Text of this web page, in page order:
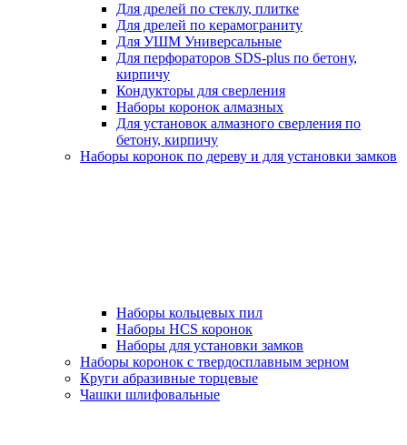
Для дрелей по стеклу, плитке
Для дрелей по керамограниту
Для УШМ Универсальные
Для перфораторов SDS-plus по бетону,
кирпичу
Кондукторы для сверления
Наборы коронок алмазных
Для установок алмазного сверления по
бетону, кирпичу
Наборы коронок по дереву и для установки замков
Наборы кольцевых пил
Наборы HCS коронок
Наборы для установки замков
Наборы коронок с твердосплавным зерном
Круги абразивные торцевые
Чашки шлифовальные